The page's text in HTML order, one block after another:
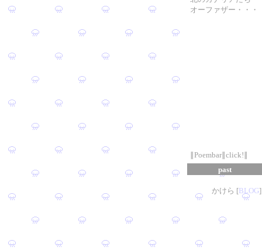
オーファザー・・・
∥Poembar∥click!∥
past
かけら [BLOG